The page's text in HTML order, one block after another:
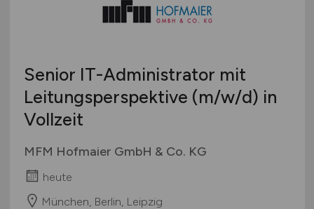
Senior IT-Administrator mit
Leitungsperspektive (m/w/d) in
Vollzeit
MFM Hofmaier GmbH & Co. KG
heute
München, Berlin, Leipzig